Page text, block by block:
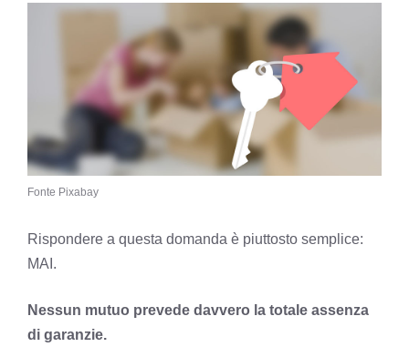
Fonte Pixabay
Rispondere a questa domanda è piuttosto semplice:
MAI.
Nessun mutuo prevede davvero la totale assenza
di garanzie.